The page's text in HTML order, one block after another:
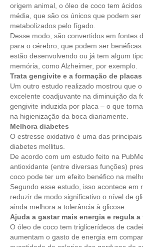
origem animal, o óleo de coco tem
média, que são os únicos que podem ser
metabolizados pelo fígado.
Desse modo, são convertidos em fontes
para o cérebro, que podem ser
estão desenvolvendo ou já tem algum
memória, como Alzheimer, por exemplo.
Trata gengivite e a formação de
Um outro estudo realizado mostrou que
excelente coadjuvante na diminuição da
gengivite induzida por placa – o que
na higienização da boca diariamente.
Melhora diabetes
O estresse oxidativo é uma das
diabetes mellitus.
De acordo com um estudo feito na
antioxidante (entre diversas funções)
coco pode ter um efeito benéfico na
Segundo esse estudo, isso acontece em
reduzir de modo significativo o nível de
ainda melhora a tolerância à glicose.
Ajuda a gastar mais energia e regula a
O óleo de coco tem triglicerídeos de
aumentam o gasto de energia em